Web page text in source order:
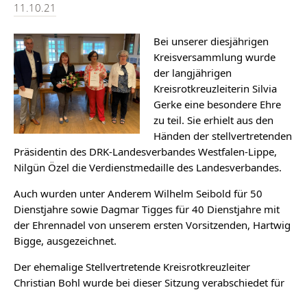
11.10.21
Bei unserer diesjährigen
Kreisversammlung wurde
der langjährigen
Kreisrotkreuzleiterin Silvia
Gerke eine besondere Ehre
zu teil. Sie erhielt aus den
Händen der stellvertretenden
Präsidentin des DRK-Landesverbandes Westfalen-Lippe,
Nilgün Özel die Verdienstmedaille des Landesverbandes.
Auch wurden unter Anderem Wilhelm Seibold für 50
Dienstjahre sowie Dagmar Tigges für 40 Dienstjahre mit
der Ehrennadel von unserem ersten Vorsitzenden, Hartwig
Bigge, ausgezeichnet.
Der ehemalige Stellvertretende Kreisrotkreuzleiter
Christian Bohl wurde bei dieser Sitzung verabschiedet für